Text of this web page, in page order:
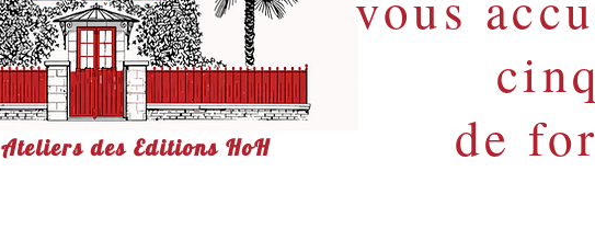
de
Ateliers des Editions HoH